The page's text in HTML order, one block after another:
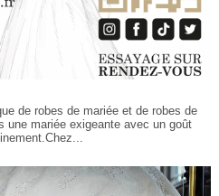
de robes de mariée et de robes de
une mariée exigeante avec un goût